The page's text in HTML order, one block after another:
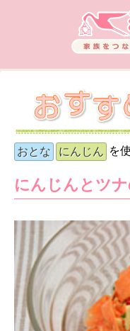
おとな にんじん を
にんじんとツ